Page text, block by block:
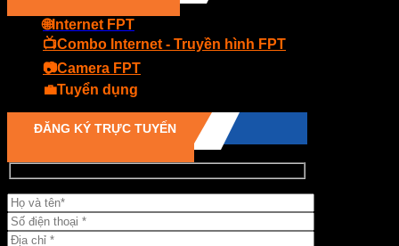
🌐Internet FPT
📺Combo Internet - Truyền hình FPT
📷Camera FPT
💼Tuyển dụng
ĐĂNG KÝ TRỰC TUYẾN